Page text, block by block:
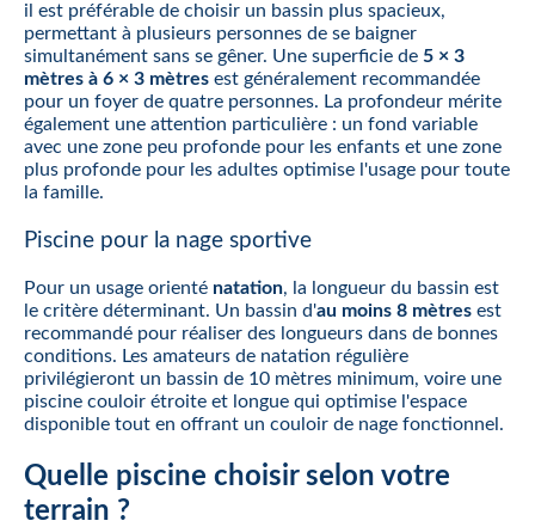
il est préférable de choisir un bassin plus spacieux,
permettant à plusieurs personnes de se baigner
simultanément sans se gêner. Une superficie de 5 × 3
mètres à 6 × 3 mètres est généralement recommandée
pour un foyer de quatre personnes. La profondeur mérite
également une attention particulière : un fond variable
avec une zone peu profonde pour les enfants et une zone
plus profonde pour les adultes optimise l'usage pour toute
la famille.
Piscine pour la nage sportive
Pour un usage orienté natation, la longueur du bassin est
le critère déterminant. Un bassin d'au moins 8 mètres est
recommandé pour réaliser des longueurs dans de bonnes
conditions. Les amateurs de natation régulière
privilégieront un bassin de 10 mètres minimum, voire une
piscine couloir étroite et longue qui optimise l'espace
disponible tout en offrant un couloir de nage fonctionnel.
Quelle piscine choisir selon votre
terrain ?